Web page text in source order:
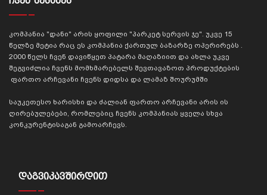
კომპანია "დანი" არის ყოფილი "პარკეტ სერვის ჯე". უკვე 15
წელზე მეტია რაც ეს კომპანია ქართულ ბაზარზე ოპერირებს .
2000 წელს ჩვენ დავიწყეთ პატარა მაღაზიით და ახლა უკვე
შეგვიძლია ჩვენს მომხმარებელს შევთავაზოთ პროდუქტების
ფართო არჩევანი ჩვენს დიდსა და ლამაზ შოურუმში
საუკეთესო ხარისხი და ძალიან ფართო არჩევანი არის ის
ღირებულებები, რომლებიც ჩვენს კომპანიას ყველა სხვა
კონკურენტისაგან გამოარჩევს.
ᲓᲐᲒᲕᲘᲙᲐᲕᲨᲘᲠᲓᲘᲗ